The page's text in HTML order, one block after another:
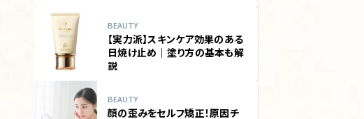
BEAUTY
【実力派】スキンケア効果のある
日焼け止め｜塗り方の基本も解
説
BEAUTY
顔の歪みをセルフ矯正！原因チ